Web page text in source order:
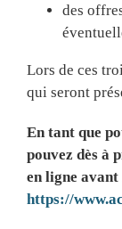
des
Lors de ces
qui seront
En tant que
pouvez dès à
en ligne
https://